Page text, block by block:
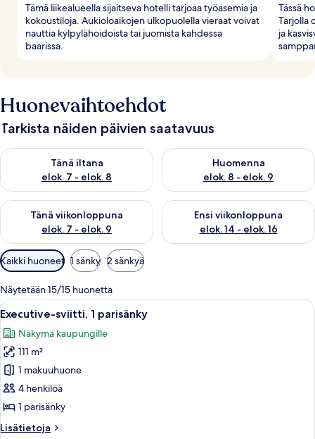
Tämä liikealueella sijaitseva hotelli tarjoaa työasemia ja
kokoustiloja. Aukioloaikojen ulkopuolella vieraat voivat
nauttia kylpylähoidoista tai juomista kahdessa
baarissa.
Tässä
Tarjolla
ja
Huonevaihtoehdot
Tarkista näiden päivien saatavuus
Tänä iltana
elok. 7 - elok. 8
Tarkista tämän illan saatavuus elok. 7 - elok. 8
Huomenna
elok. 8 - elok. 9
Tarkista huomisen saatavuus
Tänä viikonloppuna
elok. 7 - elok. 9
Tarkista tämän viikonlopun saatavuus elok. 7 - elok. 9
Ensi viikonloppuna
elok. 14 - elok. 16
Tarkista ensi viikonlopun
Huoneille
saatavilla
olevia
suodattimia
Kaikki huoneet 1 sänky 2 sänkyä
Näytetään 15/15 huonetta
Avaa
kaikki
huonetyypin
Executive-
sviitti,
1
parisänky
Moderni hotellihuone, jossa on
16
Executive-sviitti, 1 parisänky
Näkymä kaupungille
111 m²
1 makuuhuone
4 henkilöä
1 parisänky
Lisätietoja
Lisätietoja